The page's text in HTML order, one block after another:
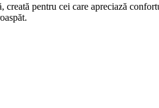
pentru cei care apreciază